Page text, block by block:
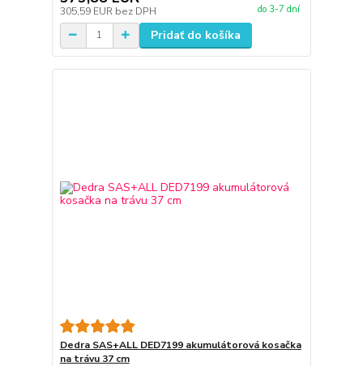
305,59 EUR bez DPH do 3-7 dní
Pridať do košíka
Dedra SAS+ALL DED7199 akumulátorová kosačka
na trávu 37 cm